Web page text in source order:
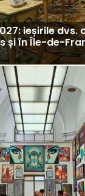
ieșirile dvs.
și în Île-de-